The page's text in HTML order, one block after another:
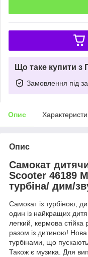
Що таке купити з
Замовлення під
Опис
Опис
Самокат
Scooter 46189
турбіна/ дим/
Самокат із турбіною,
один із найкращих
легкий, кермова
разом із дитиною!
турбінами, що
Також є музика. Для